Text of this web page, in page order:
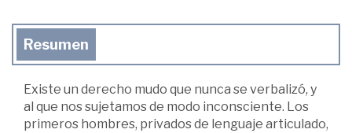
Resumen
Existe un derecho mudo que nunca se verbalizó, y
al que nos sujetamos de modo inconsciente. Los
primeros hombres, privados de lenguaje articulado,